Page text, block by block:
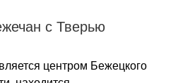
с Тверью
центром Бежецкого